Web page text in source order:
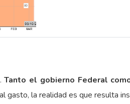
Tanto el gobierno Federal
gasto, la realidad es que resulta